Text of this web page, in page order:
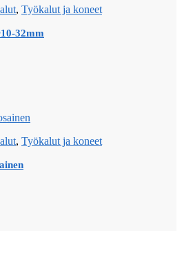
, Työkalut ja koneet
32mm
, Työkalut ja koneet